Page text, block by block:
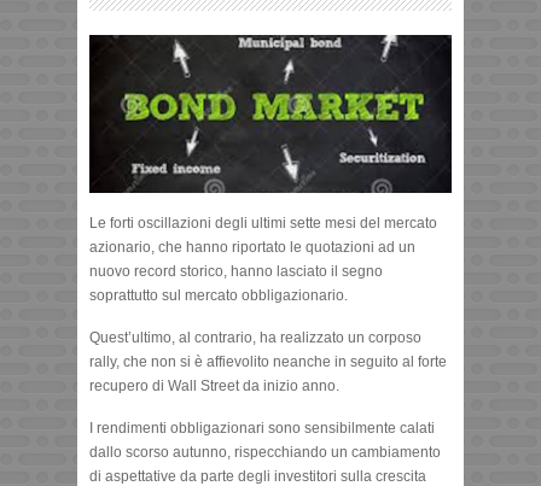
Le forti oscillazioni degli ultimi sette mesi del mercato
azionario, che hanno riportato le quotazioni ad un
nuovo record storico, hanno lasciato il segno
soprattutto sul mercato obbligazionario.
Quest’ultimo, al contrario, ha realizzato un corposo
rally, che non si è affievolito neanche in seguito al forte
recupero di Wall Street da inizio anno.
I rendimenti obbligazionari sono sensibilmente calati
dallo scorso autunno, rispecchiando un cambiamento
di aspettative da parte degli investitori sulla crescita